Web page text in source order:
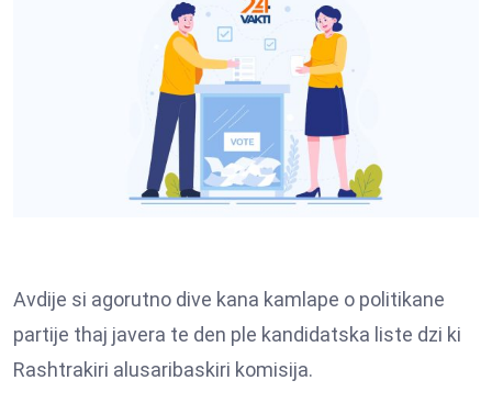
Avdije si agorutno dive kana kamlape o politikane
partije thaj javera te den ple kandidatska liste dzi ki
Rashtrakiri alusaribaskiri komisija.